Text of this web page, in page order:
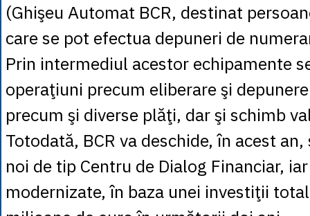
(Ghişeu Automat BCR, destinat
care se pot efectua depuneri de
Prin intermediul acestor echipamente
operaţiuni precum eliberare şi
precum şi diverse plăţi, dar şi schimb
Totodată, BCR va deschide, în acest
noi de tip Centru de Dialog Financiar,
modernizate, în baza unei investiţii